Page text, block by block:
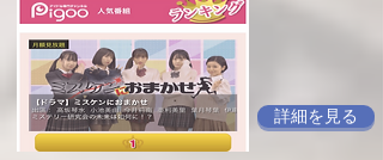
詳細を見る